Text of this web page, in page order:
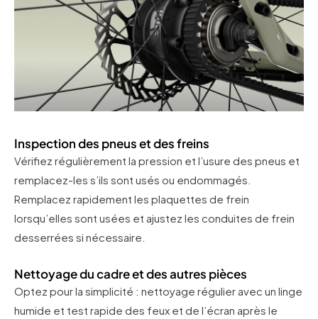
Inspection des pneus et des freins
Vérifiez régulièrement la pression et l’usure des pneus et
remplacez-les s’ils sont usés ou endommagés.
Remplacez rapidement les plaquettes de frein
lorsqu’elles sont usées et ajustez les conduites de frein
desserrées si nécessaire.
Nettoyage du cadre et des autres pièces
Optez pour la simplicité : nettoyage régulier avec un linge
humide et test rapide des feux et de l’écran après le